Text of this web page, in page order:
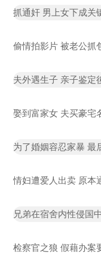
抓通奸 男上女下成关
偷情拍影片 被老公抓
夫外遇生子 亲子鉴定
娶到富家女 夫买豪宅
为了婚姻容忍家暴 最
情妇遭爱人出卖 原本
兄弟在宿舍内性侵国
检察官之狼 假藉办案